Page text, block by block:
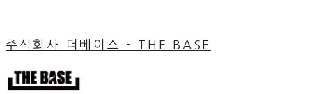
주식회사 더베이스 - THE BASE